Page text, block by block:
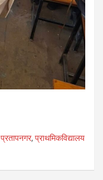
प्रतापनगर, प्राथमिकविद्यालय